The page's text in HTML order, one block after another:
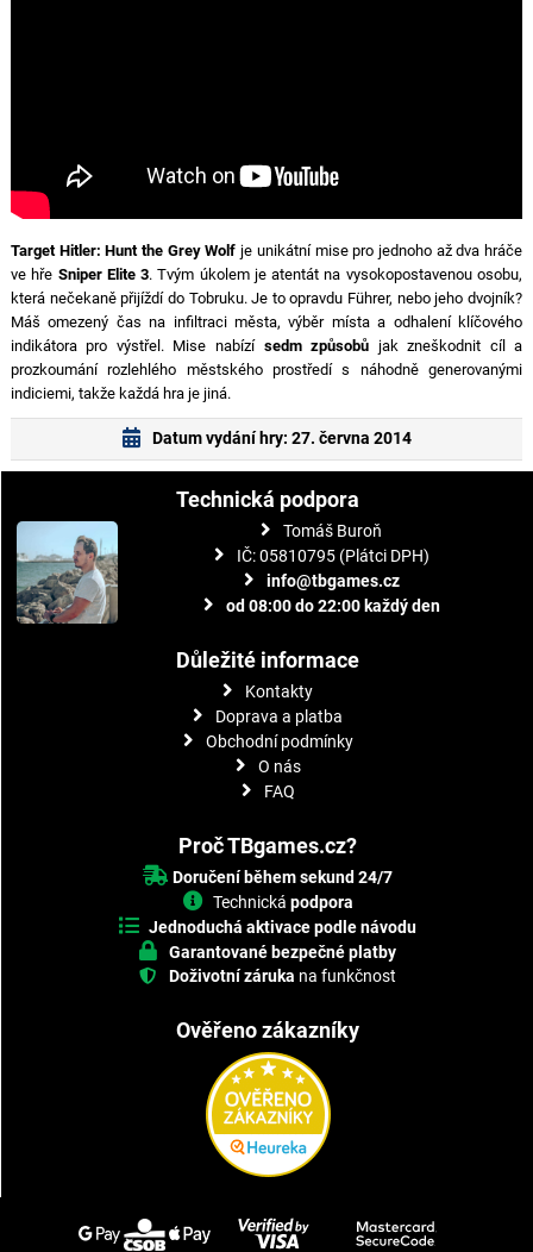
Target Hitler: Hunt the Grey Wolf je unikátní mise pro jednoho až dva hráče
ve hře Sniper Elite 3. Tvým úkolem je atentát na vysokopostavenou osobu,
která nečekaně přijíždí do Tobruku. Je to opravdu Führer, nebo jeho dvojník?
Máš omezený čas na infiltraci města, výběr místa a odhalení klíčového
indikátora pro výstřel. Mise nabízí sedm způsobů jak zneškodnit cíl a
prozkoumání rozlehlého městského prostředí s náhodně generovanými
indiciemi, takže každá hra je jiná.
Datum vydání hry: 27. června 2014
Technická podpora
Tomáš Buroň
IČ: 05810795 (Plátci DPH)
info@tbgames.cz
od 08:00 do 22:00 každý den
Důležité informace
Kontakty
Doprava a platba
Obchodní podmínky
O nás
FAQ
Proč TBgames.cz?
Doručení během sekund 24/7
Technická podpora
Jednoduchá aktivace podle návodu
Garantované bezpečné platby
Doživotní záruka na funkčnost
Ověřeno zákazníky